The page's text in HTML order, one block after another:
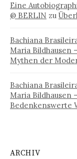
Eine
@ BERLIN zu
Bachiana
Maria Bildhausen
Mythen der
Bachiana
Maria Bildhausen
Bedenkenswerte
ARCHIV